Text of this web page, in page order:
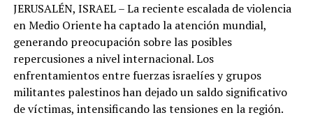
JERUSALÉN, ISRAEL – La reciente escalada de violencia
en Medio Oriente ha captado la atención mundial,
generando preocupación sobre las posibles
repercusiones a nivel internacional. Los
enfrentamientos entre fuerzas israelíes y grupos
militantes palestinos han dejado un saldo significativo
de víctimas, intensificando las tensiones en la región.